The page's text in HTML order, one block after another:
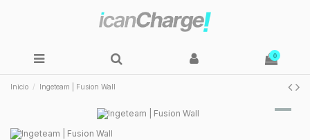
0
Inicio Ingeteam | Fusion Wall